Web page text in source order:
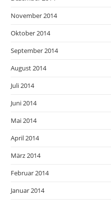
November 2014
Oktober 2014
September 2014
August 2014
Juli 2014
Juni 2014
Mai 2014
April 2014
März 2014
Februar 2014
Januar 2014